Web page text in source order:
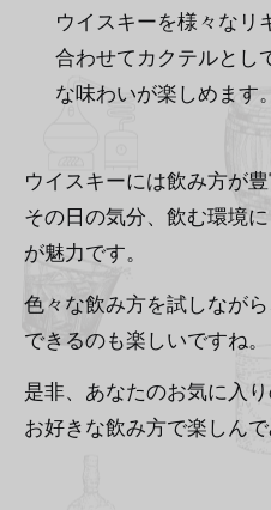
ウイスキーを様々なリ
合わせてカクテルとし
な味わいが楽しめます。
ウイスキーには飲み方が
その日の気分、飲む環境
が魅力です。
色々な飲み方を試しなが
できるのも楽しいですね。
是非、あなたのお気に入
お好きな飲み方で楽しん